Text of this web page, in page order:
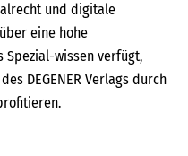
und digitale
eine hohe
Spezial-wissen verfügt,
DEGENER Verlags durch